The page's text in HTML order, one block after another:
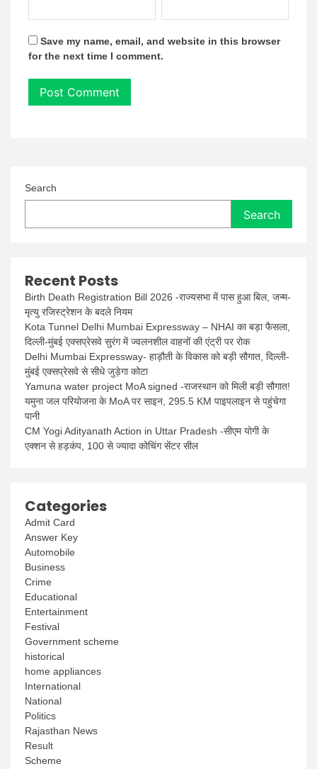
Save my name, email, and website in this browser
for the next time I comment.
Search
Search
Recent Posts
Birth Death Registration Bill 2026 -राज्यसभा में पास हुआ बिल, जन्म-
मृत्यु रजिस्ट्रेशन के बदले नियम
Kota Tunnel Delhi Mumbai Expressway – NHAI का बड़ा फैसला,
दिल्ली-मुंबई एक्सप्रेसवे सुरंग में ज्वलनशील वाहनों की एंट्री पर रोक
Delhi Mumbai Expressway- हाड़ौती के विकास को बड़ी सौगात, दिल्ली-
मुंबई एक्सप्रेसवे से सीधे जुड़ेगा कोटा
Yamuna water project MoA signed -राजस्थान को मिली बड़ी सौगात!
यमुना जल परियोजना के MoA पर साइन, 295.5 KM पाइपलाइन से पहुंचेगा
पानी
CM Yogi Adityanath Action in Uttar Pradesh -सीएम योगी के
एक्शन से हड़कंप, 100 से ज्यादा कोचिंग सेंटर सील
Categories
Admit Card
Answer Key
Automobile
Business
Crime
Educational
Entertainment
Festival
Government scheme
historical
home appliances
International
National
Politics
Rajasthan News
Result
Scheme